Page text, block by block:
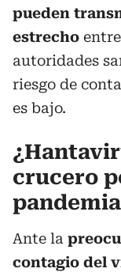
pueden
estrecho
autoridades
riesgo de
es bajo.
crucero
Ante la
contagio del